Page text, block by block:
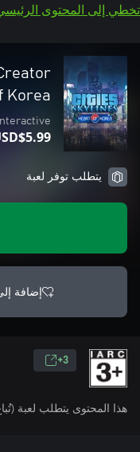
تخطي إلى المحتوى
Korea
يتطلب توفر لعبة
إضافة
3+
هذا المحتوى يتطلب لعبة